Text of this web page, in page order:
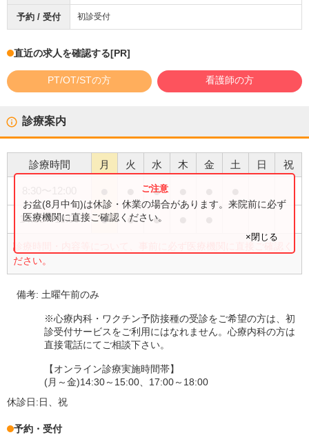
予約 / 受付 初診受付
直近の求人を確認する[PR]
PT/OT/STの方 看護師の方
診療案内
診療時間 月 火 水 木 金 土 日 祝
●
14:30〜18:00 ● ● ●
診療時間・内容等について、事前に必ず医療機関に直接ご確認く
ださい。
お盆(8月中旬)は休診・休業の場合があります。来院前に必ず
医療機関に直接ご確認ください。
×閉じる
備考: 土曜午前のみ
※心療内科・ワクチン予防接種の受診をご希望の方は、初
診受付サービスをご利用にはなれません。心療内科の方は
直接電話にてご相談下さい。
【オンライン診療実施時間帯】
(月～金)14:30～15:00、17:00～18:00
休診日:日、祝
予約・受付